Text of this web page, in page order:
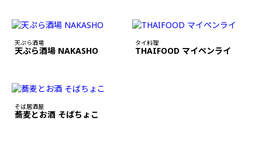
天ぷら酒場
天ぷら酒場 NAKASHO
タイ料理
THAIFOOD マイペンライ
そば居酒屋
蕎麦とお酒 そばちょこ